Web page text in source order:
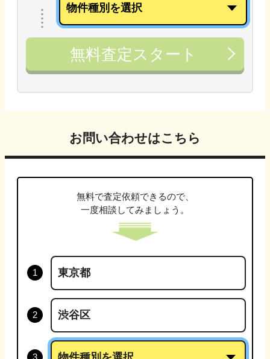
無料査定スタート
お問い合わせはこちら
無料で査定依頼できるので、
一度相談してみましょう。